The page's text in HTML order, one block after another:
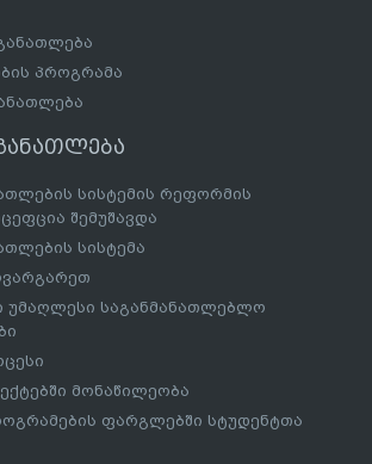
პროგრამა
სისტემის რეფორმის
შემუშავდა
სისტემა
უმაღლესი საგანმანათლებლო
მონაწილეობა
ფარგლებში სტუდენტთა